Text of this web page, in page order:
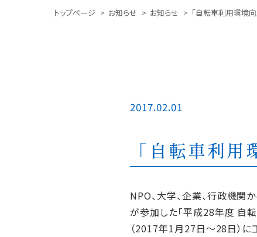
トップページ お知らせ お知らせ 「自転車利用環境
2017.02.01
「自転車利
NPO、大学、企業、行政機関
が参加した「平成28年度 自
（2017年1月27日～28日）